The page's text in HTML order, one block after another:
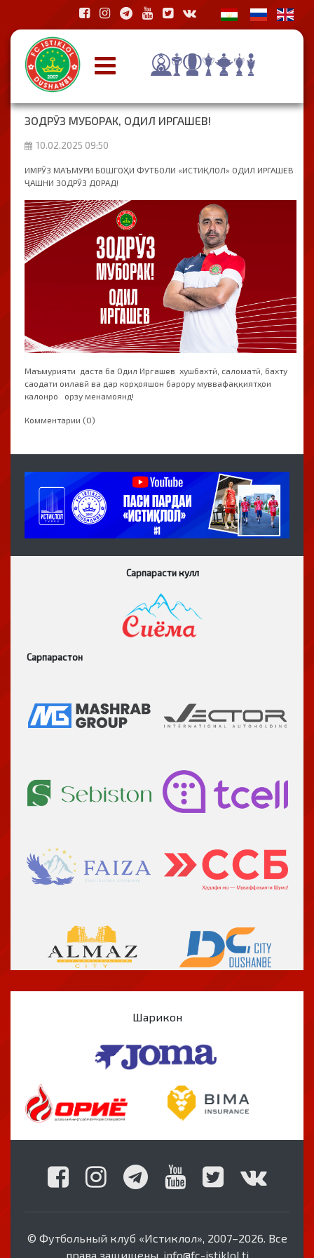
ЗОДРӮЗ МУБОРАК, ОДИЛ ИРГАШЕВ!
10.02.2025 09:50
ИМРӮЗ МАЪМУРИ БОШГОҲИ ФУТБОЛИ «ИСТИҚЛОЛ» ОДИЛ ИРГАШЕВ
ҶАШНИ ЗОДРӮЗ ДОРАД!
Маъмурияти даста ба Одил Иргашев хушбахтӣ, саломатӣ, бахту
саодати оилавӣ ва дар корҳояшон барору муввафаққиятҳои
калонро орзу менамоянд!
Комментарии (0)
Сарпарасти кулл
Сарпарастон
Шарикон
© Футбольный клуб «Истиклол», 2007–2026. Все
права защищены. info@fc-istiklol.tj